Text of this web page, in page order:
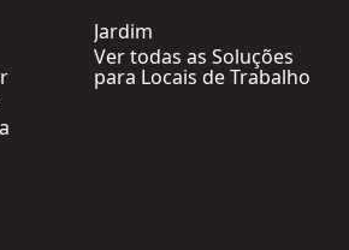
Jardim
Ver todas as Soluções
para Locais de Trabalho